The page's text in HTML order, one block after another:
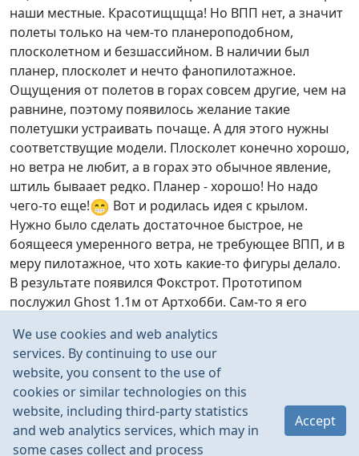
наши местные. Красотищщща! Но ВПП нет, а значит
полеты только на чем-то планероподобном,
плосколетном и безшассийном. В наличии был
планер, плосколет и нечто фанопилотажное.
Ощущения от полетов в горах совсем другие, чем на
равнине, поэтому появилось желание такие
полетушки устраивать почаще. А для этого нужны
соответствущие модели. Плосколет конечно хорошо,
но ветра не любит, а в горах это обычное явление,
штиль бываает редко. Планер - хорошо! Но надо
чего-то еще!😁 Вот и родилась идея с крылом.
Нужно было сделать достаточное быстрое, не
боящееся умеренного ветра, не требующее ВПП, и в
меру пилотажное, что хоть какие-то фигуры делало.
В результате появился Фокстрот. Прототипом
послужил Ghost 1.1м от Артхобби. Сам-то я его
Примерные размеры на чертежике были указаны,
материалы под рукой, почему бы не сделать?
Read more
Mar 2009 0
We use cookies and web analytics
services. By continuing to use our
website, you consent to the use of
cookies or similar technologies on this
website, including third-party statistics
and web analytics services, which may in
some cases collect and process
Accept